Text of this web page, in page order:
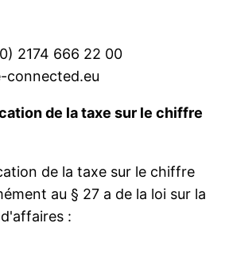
2174 666 22 00
connected.eu
de la taxe sur le chiffre
de la taxe sur le chiffre
au § 27 a de la loi sur la
: